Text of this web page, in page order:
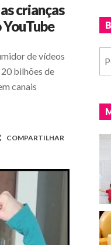
crianças
de vídeos
bilhões de
canais
COMPARTILHAR